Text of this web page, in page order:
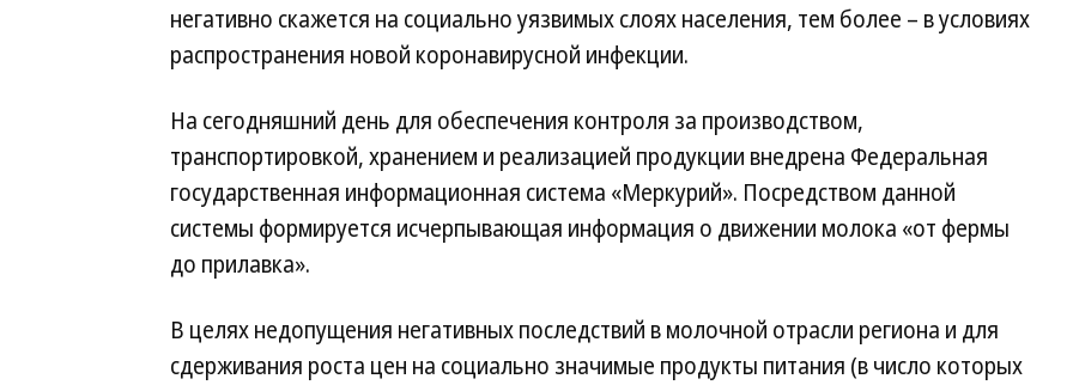
негативно скажется на социально уязвимых слоях населения, тем более – в условиях
распространения новой коронавирусной инфекции.
На сегодняшний день для обеспечения контроля за производством,
транспортировкой, хранением и реализацией продукции внедрена Федеральная
государственная информационная система «Меркурий». Посредством данной
системы формируется исчерпывающая информация о движении молока «от фермы
до прилавка».
В целях недопущения негативных последствий в молочной отрасли региона и для
сдерживания роста цен на социально значимые продукты питания (в число которых